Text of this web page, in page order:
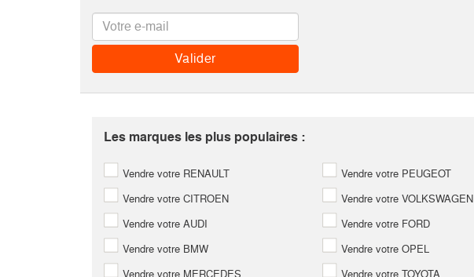
Les marques les plus populaires :
Vendre votre RENAULT Vendre votre PEUGEOT
Vendre votre CITROEN Vendre votre VOLKSWAGEN
Vendre votre AUDI Vendre votre FORD
Vendre votre BMW Vendre votre OPEL
Vendre votre MERCEDES Vendre votre TOYOTA